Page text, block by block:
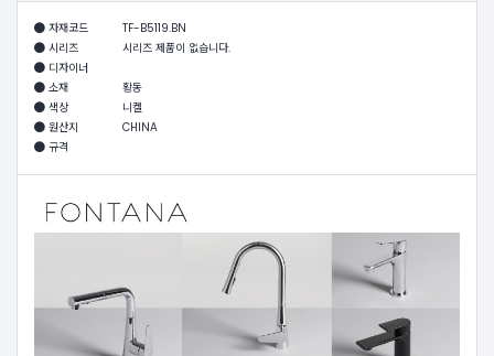
자재코드
TF-B5119.BN
시리즈
시리즈 제품이 없습니다.
디자이너
소재
황동
색상
니켈
원산지
CHINA
규격